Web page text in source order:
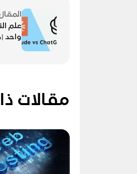
علم
واحد
مقالات